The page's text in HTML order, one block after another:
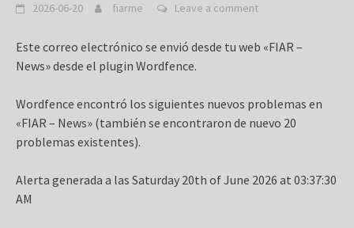
2026-06-20 fiarme Leave a comment
Este correo electrónico se envió desde tu web «FIAR –
News» desde el plugin Wordfence.
Wordfence encontró los siguientes nuevos problemas en
«FIAR – News» (también se encontraron de nuevo 20
problemas existentes).
Alerta generada a las Saturday 20th of June 2026 at 03:37:30
AM